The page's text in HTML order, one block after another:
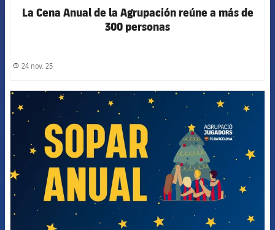
La Cena Anual de la Agrupación reúne a más de
300 personas
label.share.clock
24 nov. 25
FCB Barcelona badge